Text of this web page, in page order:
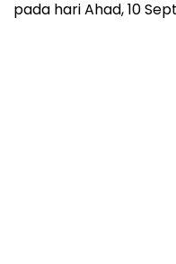
pada hari Ahad, 10